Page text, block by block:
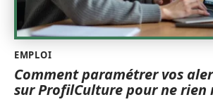
EMPLOI
Comment paramétrer vos
sur ProfilCulture pour ne rien